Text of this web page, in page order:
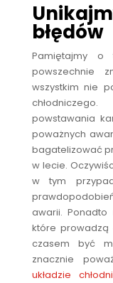
błędów
Pamiętajmy o
powszechnie
wszystkim nie
powstawania
poważnych
bagatelizować
w lecie.
w tym
awarii. Ponadto
które
czasem być
znacznie
układzie